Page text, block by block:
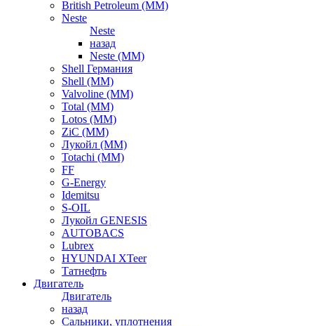
British Petroleum (ММ)
Neste
Neste
назад
Neste (ММ)
Shell Германия
Shell (ММ)
Valvoline (ММ)
Total (ММ)
Lotos (ММ)
ZiC (ММ)
Лукойл (ММ)
Totachi (MM)
FF
G-Energy
Idemitsu
S-OIL
Лукойл GENESIS
AUTOBACS
Lubrex
HYUNDAI XTeer
Татнефть
Двигатель
Двигатель
назад
Сальники, уплотнения